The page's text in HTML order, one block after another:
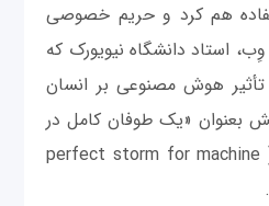
هم کرد و حریم خصوصی
استاد دانشگاه نیویورک که
هوش مصنوعی بر انسان
بعنوان «یک طوفان کامل در
حوزه یادگیری ماشینی» ( perfect storm for machine